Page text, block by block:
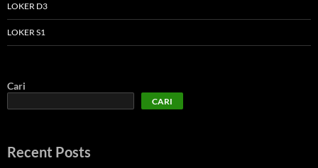
LOKER D3
LOKER S1
Cari
CARI
Recent Posts